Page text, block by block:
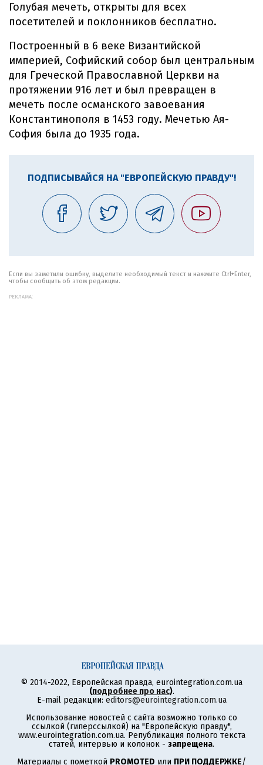
Голубая мечеть, открыты для всех
посетителей и поклонников бесплатно.
Построенный в 6 веке Византийской
империей, Софийский собор был центральным
для Греческой Православной Церкви на
протяжении 916 лет и был превращен в
мечеть после османского завоевания
Константинополя в 1453 году. Мечетью Ая-
София была до 1935 года.
ПОДПИСЫВАЙСЯ НА "ЕВРОПЕЙСКУЮ ПРАВДУ"!
Если вы заметили ошибку, выделите необходимый текст и нажмите Ctrl+Enter,
чтобы сообщить об этом редакции.
РЕКЛАМА:
© 2014-2022, Европейская правда, eurointegration.com.ua
(подробнее про нас).
E-mail редакции: editors@eurointegration.com.ua
Использование новостей с сайта возможно только со
ссылкой (гиперссылкой) на "Европейскую правду",
www.eurointegration.com.ua. Републикация полного текста
статей, интервью и колонок - запрещена.
Материалы с пометкой PROMOTED или ПРИ ПОДДЕРЖКЕ/